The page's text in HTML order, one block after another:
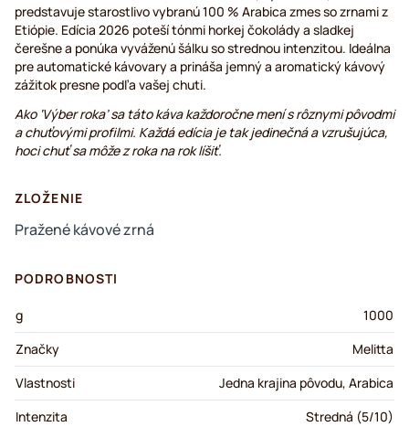
predstavuje starostlivo vybranú 100 % Arabica zmes so zrnami z
Etiópie. Edícia 2026 poteší tónmi horkej čokolády a sladkej
čerešne a ponúka vyváženú šálku so strednou intenzitou. Ideálna
pre automatické kávovary a prináša jemný a aromatický kávový
zážitok presne podľa vašej chuti.
Ako ‘Výber roka’ sa táto káva každoročne mení s rôznymi pôvodmi
a chuťovými profilmi. Každá edícia je tak jedinečná a vzrušujúca,
hoci chuť sa môže z roka na rok líšiť.
ZLOŽENIE
Pražené kávové zrná
PODROBNOSTI
g
1000
Značky
Melitta
Vlastnosti
Jedna krajina pôvodu, Arabica
Intenzita
Stredná (5/10)